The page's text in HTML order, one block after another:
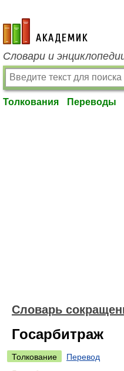
academic.ru
Словари и
Толкования Переводы
Словарь
Госарбитраж
Толкование
Перевод